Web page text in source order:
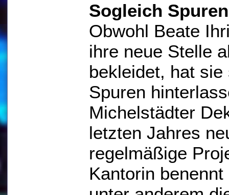
Sogleich
Obwohl Beate
ihre neue Stelle
bekleidet, hat
Spuren
Michelstädter
letzten Jahres
regelmäßige
Kantorin